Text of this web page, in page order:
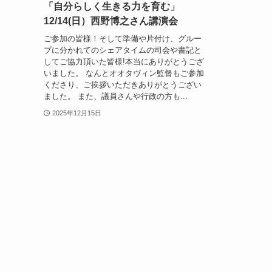
「自分らしく生きる力を育む」
12/14(日）西野博之さん講演会
ご参加の皆様！そして準備や片付け、グルー
プに分かれてのシェアタイムの司会や書記と
してご協力頂いた皆様!本当にありがとうござ
いました。 なんとオオタヴィン監督もご参加
くださり、ご挨拶いただきありがとうござい
ました。 また、議員さんや行政の方も...
2025年12月15日